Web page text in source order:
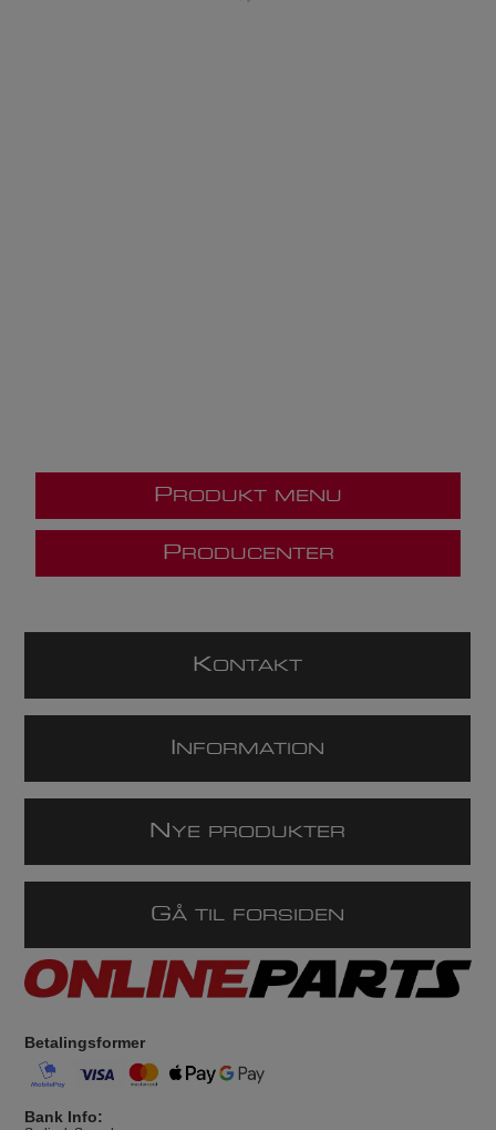
P RODUKT MENU
P RODUCENTER
KONTAKT
NFORMATION
N YE PRODUKTER
GÅ TIL FORSIDEN
Betalingsformer
Bank Info: